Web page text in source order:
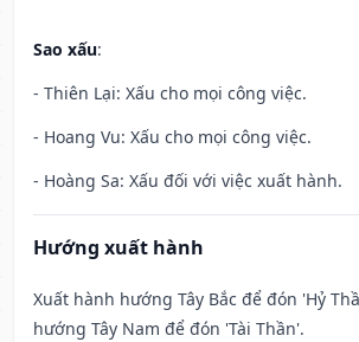
Sao xấu:
- Thiên Lại: Xấu cho mọi công việc.
- Hoang Vu: Xấu cho mọi công việc.
- Hoàng Sa: Xấu đối với việc xuất hành.
Hướng xuất hành
Xuất hành hướng Tây Bắc để đón 'Hỷ
hướng Tây Nam để đón 'Tài Thần'.